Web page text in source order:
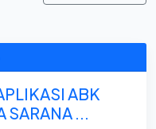
ABK
SARANA ...